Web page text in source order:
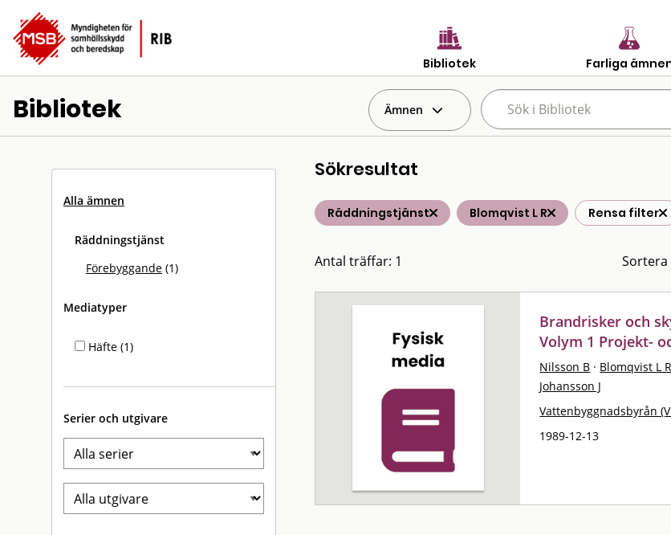
Bibliotek Farliga
Bibliotek Ämnen
Alla ämnen
Räddningstjänst
Förebyggande (1)
Mediatyper
Häfte (1)
Serier och utgivare
Sökresultat
Räddningstjänst Blomqvist L R Rensa filter
Antal träffar: 1 Sortera
Brandrisker och
Volym 1 Projekt-
Nilsson B · Blomqvist L R
Johansson J
Vattenbyggnadsbyrån
1989-12-13